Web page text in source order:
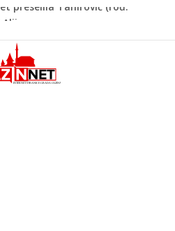
u odbranu Infantina nakon
se topi u ustima: Jednostavan
sočnu junetinu u saftu
ne trebaju žalopoljke, nego